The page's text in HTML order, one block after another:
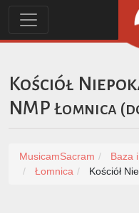
Kościół
NMP Łomnica (
MusicamSacram Baza
Łomnica
Kościół